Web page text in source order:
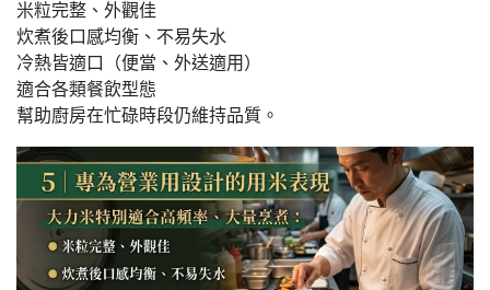
米粒完整、外觀佳
炊煮後口感均衡、不易失水
冷熱皆適口（便當、外送適用）
適合各類餐飲型態
幫助廚房在忙碌時段仍維持品質。